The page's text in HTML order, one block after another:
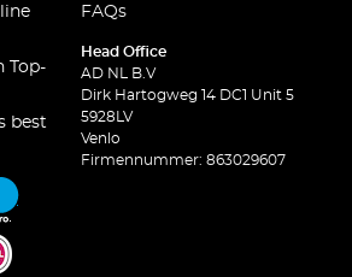
Top-
best
FAQs
Head Office
AD NL B.V
Dirk Hartogweg 14 DC1 Unit 5
5928LV
Venlo
Firmennummer: 863029607